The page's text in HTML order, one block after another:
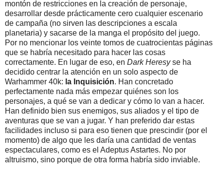
montón de restricciones en la creación de personaje,
desarrollar desde prácticamente cero cualquier escenario
de campaña (no sirven las descripciones a escala
planetaria) y sacarse de la manga el propósito del juego.
Por no mencionar los veinte tomos de cuatrocientas páginas
que se habría necesitado para hacer las cosas
correctamente. En lugar de eso, en Dark Heresyse ha
decidido centrar la atención en un solo aspecto de
Warhammer 40k: la Inquisición. Han concretado
perfectamente nada más empezar quiénes son los
personajes, a qué se van a dedicar y cómo lo van a hacer.
Han definido bien sus enemigos, sus aliados y el tipo de
aventuras que se van a jugar. Y han preferido dar estas
facilidades incluso si para eso tienen que prescindir (por el
momento) de algo que les daría una cantidad de ventas
espectaculares, como es el Adeptus Astartes. No por
altruismo, sino porque de otra forma habría sido inviable.